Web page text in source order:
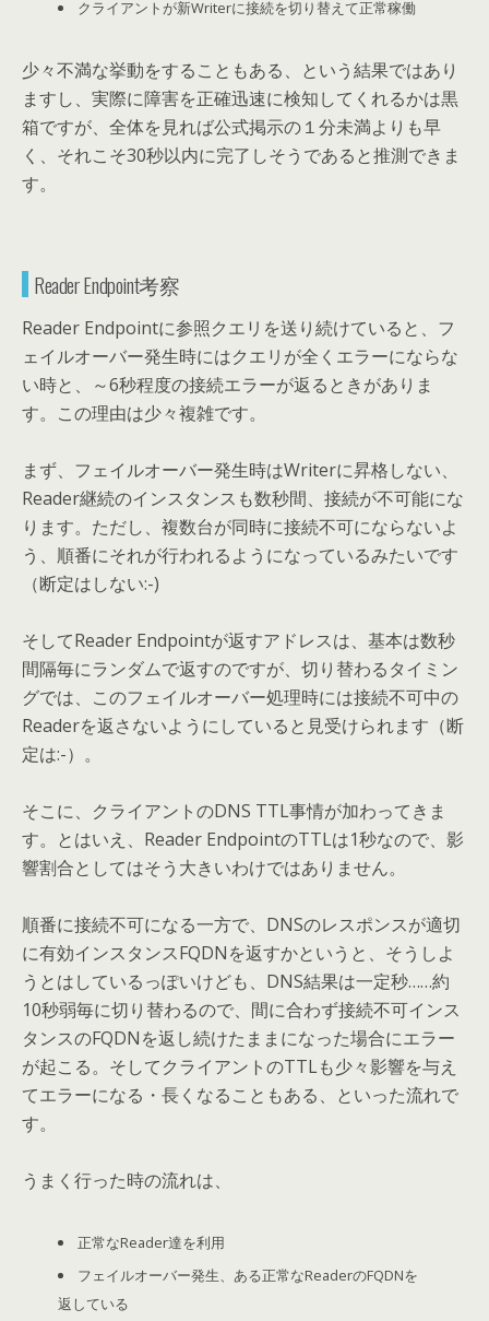
クライアントが新Writerに接続を切り替えて正常稼働
少々不満な挙動をすることもある、という結果ではあり
ますし、実際に障害を正確迅速に検知してくれるかは黒
箱ですが、全体を見れば公式掲示の１分未満よりも早
く、それこそ30秒以内に完了しそうであると推測できま
す。
Reader Endpoint考察
Reader Endpointに参照クエリを送り続けていると、フ
ェイルオーバー発生時にはクエリが全くエラーにならな
い時と、～6秒程度の接続エラーが返るときがありま
す。この理由は少々複雑です。
まず、フェイルオーバー発生時はWriterに昇格しない、
Reader継続のインスタンスも数秒間、接続が不可能にな
ります。ただし、複数台が同時に接続不可にならないよ
う、順番にそれが行われるようになっているみたいです
（断定はしない:-)
そしてReader Endpointが返すアドレスは、基本は数秒
間隔毎にランダムで返すのですが、切り替わるタイミン
グでは、このフェイルオーバー処理時には接続不可中の
Readerを返さないようにしていると見受けられます（断
定は:-）。
そこに、クライアントのDNS TTL事情が加わってきま
す。とはいえ、Reader EndpointのTTLは1秒なので、影
響割合としてはそう大きいわけではありません。
順番に接続不可になる一方で、DNSのレスポンスが適切
に有効インスタンスFQDNを返すかというと、そうしよ
うとはしているっぽいけども、DNS結果は一定秒……約
10秒弱毎に切り替わるので、間に合わず接続不可インス
タンスのFQDNを返し続けたままになった場合にエラー
が起こる。そしてクライアントのTTLも少々影響を与え
てエラーになる・長くなることもある、といった流れで
す。
うまく行った時の流れは、
正常なReader達を利用
フェイルオーバー発生、ある正常なReaderのFQDNを
返している